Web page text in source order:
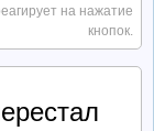
на нажатие
кнопок.